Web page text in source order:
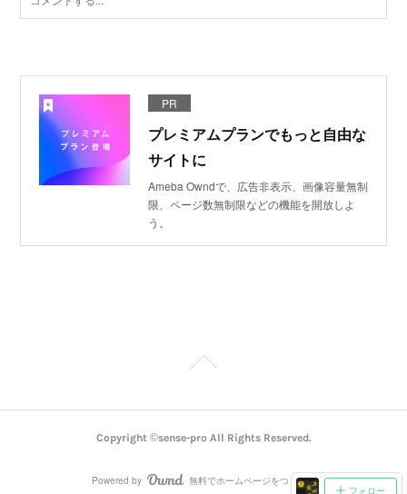
PR
プレミアムプランでもっと自由な
サイトに
Ameba Owndで、広告非表示、画像容量無制
限、ページ数無制限などの機能を開放しよ
う。
フォロー
Copyright ©sense-pro All Rights Reserved.
Powered by AmebaOwnd
無料でホームページをつくろう